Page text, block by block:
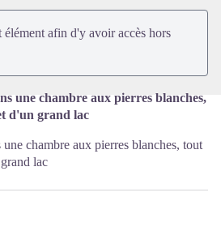
élément afin d'y avoir accès hors
une chambre aux pierres blanches,
d'un grand lac
chambre aux pierres blanches, tout
lac